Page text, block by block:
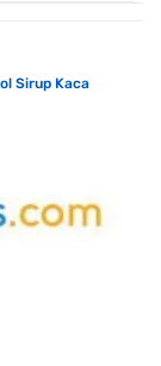
Sirup Kaca